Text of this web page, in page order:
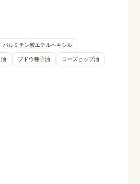
パルミチン酸エチルヘキシル
油 ブドウ種子油 ローズヒップ油